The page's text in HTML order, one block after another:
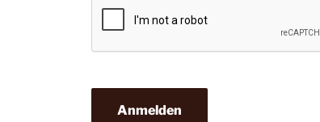
Anmelden